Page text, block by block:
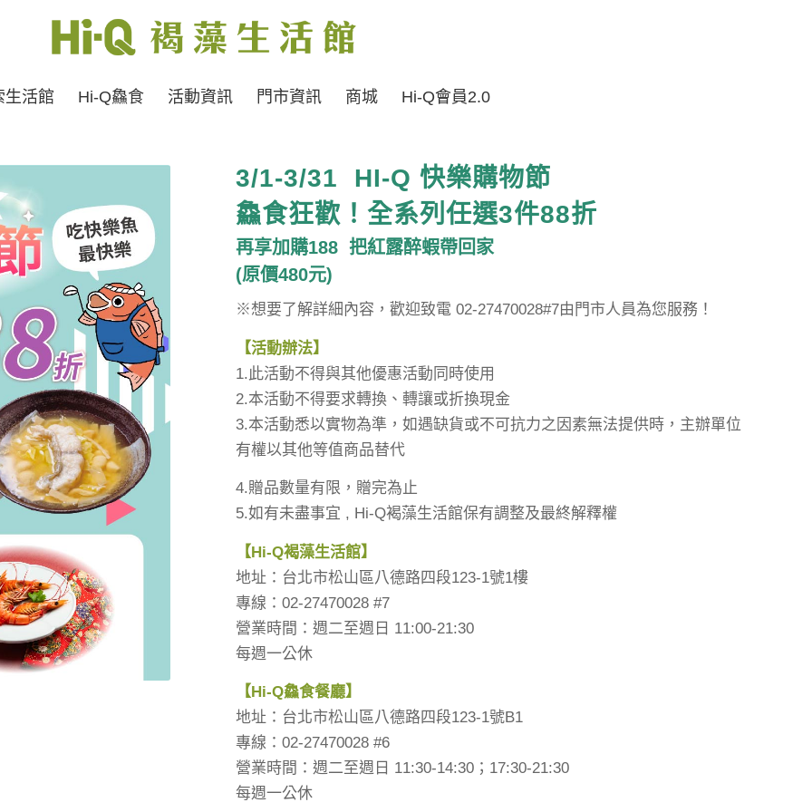
生活館 Hi-Q鱻食 活動資訊 門市資訊 商城 Hi-Q會員2.0
3/1-3/31 HI-Q快樂購物節
鱻食狂歡！全系列任選3件88折
再享加購188把紅露醉蝦帶回家
(原價480元)
※想要了解詳細內容，歡迎致電 02-27470028#7由門市人員為您服務！
【活動辦法】
1.此活動不得與其他優惠活動同時使用
2.本活動不得要求轉換、轉讓或折換現金
3.本活動悉以實物為準，如遇缺貨或不可抗力之因素無法提供時，主辦單位
有權以其他等值商品替代
4.贈品數量有限，贈完為止
5.如有未盡事宜 , Hi-Q褐藻生活館保有調整及最終解釋權
【Hi-Q褐藻生活館】
地址：台北市松山區八德路四段123-1號1樓
專線：02-27470028 #7
營業時間：週二至週日 11:00-21:30
每週一公休
【Hi-Q鱻食餐廳】
地址：台北市松山區八德路四段123-1號B1
專線：02-27470028 #6
營業時間：週二至週日 11:30-14:30；17:30-21:30
每週一公休